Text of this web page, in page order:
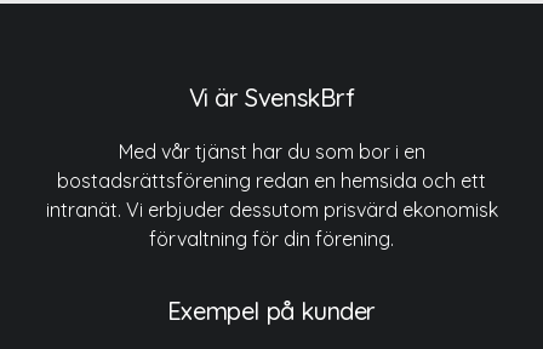
Vi är SvenskBrf
Med vår tjänst har du som bor i en
bostadsrättsförening redan en hemsida och ett
intranät. Vi erbjuder dessutom prisvärd ekonomisk
förvaltning för din förening.
Exempel på kunder